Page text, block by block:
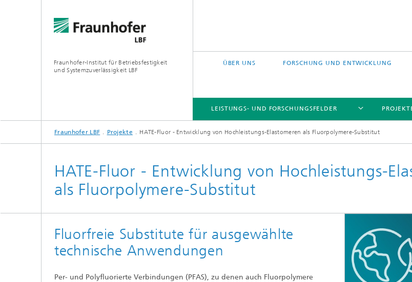
Fraunhofer-Institut für Betriebsfestigkeit
und Systemzuverlässigkeit LBF
ÜBER UNS FORSCHUNG UND ENTWICKLUNG
LEISTUNGS- UND FORSCHUNGSFELDER
LEISTUNGS- UND FORSCHUNGSFELDER
PROJEKTE
QUERSCHNITTS- UND FOKUSTHEMEN
Fraunhofer LBF Projekte HATE-Fluor - Entwicklung von Hochleistungs-Elastomeren als Fluorpolymere-Substitut
HATE-Fluor - Entwicklung von Hochleistungs-
als Fluorpolymere-Substitut
Fluorfreie Substitute für ausgewählte
technische Anwendungen
Per- und Polyfluorierte Verbindungen (PFAS), zu denen auch Fluorpolymere